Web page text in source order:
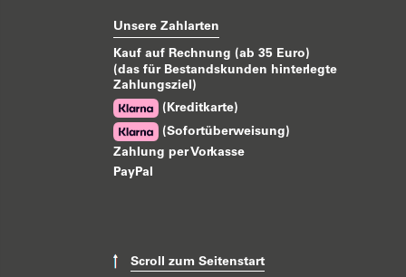
Unsere Zahlarten
Kauf auf Rechnung (ab 35 Euro)
(das für Bestandskunden hinterlegte
Zahlungsziel)
(Kreditkarte)
(Sofortüberweisung)
Zahlung per Vorkasse
PayPal
Scroll zum Seitenstart